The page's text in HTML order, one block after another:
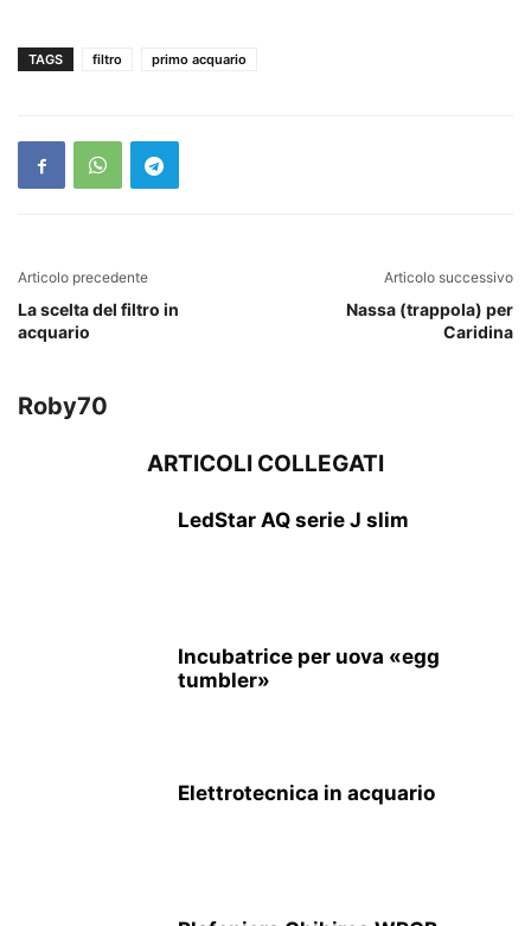
TAGS filtro primo acquario
Articolo precedente
La scelta del filtro in
acquario
Articolo successivo
Nassa (trappola) per
Caridina
Roby70
ARTICOLI COLLEGATI
LedStar AQ serie J slim
Incubatrice per uova «egg
tumbler»
Elettrotecnica in acquario